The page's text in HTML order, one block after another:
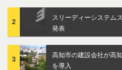
2
スリーディーシステム
発表
3
高知市の建設会社が高
を導入